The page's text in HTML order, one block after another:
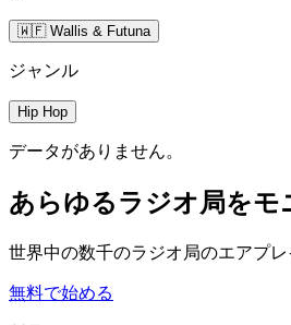
🇼🇫 Wallis & Futuna
ジャンル
Hip Hop
データがありません。
あらゆるラジオ局をモ
世界中の数千のラジオ局のエアプ
無料で始める